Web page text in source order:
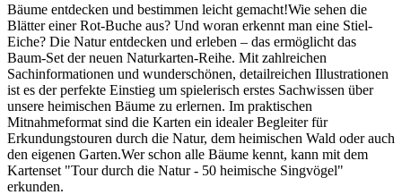
Bäume entdecken und bestimmen leicht gemacht!Wie sehen die
Blätter einer Rot-Buche aus? Und woran erkennt man eine Stiel-
Eiche? Die Natur entdecken und erleben – das ermöglicht das
Baum-Set der neuen Naturkarten-Reihe. Mit zahlreichen
Sachinformationen und wunderschönen, detailreichen Illustrationen
ist es der perfekte Einstieg um spielerisch erstes Sachwissen über
unsere heimischen Bäume zu erlernen. Im praktischen
Mitnahmeformat sind die Karten ein idealer Begleiter für
Erkundungstouren durch die Natur, dem heimischen Wald oder auch
den eigenen Garten.Wer schon alle Bäume kennt, kann mit dem
Kartenset "Tour durch die Natur - 50 heimische Singvögel"
erkunden.